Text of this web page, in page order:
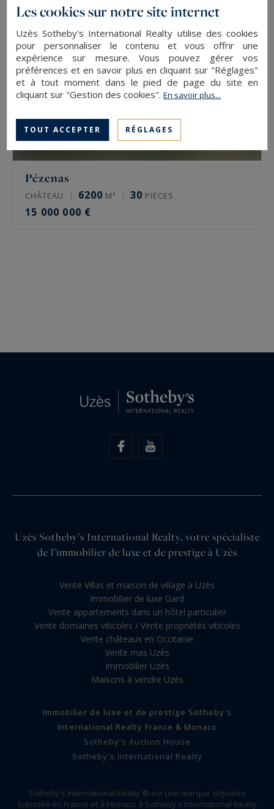
Pézenas
CHÂTEAU 6200 M² 30 PIÈCES
15 000 000 €
Uzès Sotheby’s International Realty, votre spécialiste
de l’immobilier de luxe et de prestige à Uzès
Vente Villas et maison de village à Uzès
Immobilier de luxe Gard
Vente appartements dans un hôtel particulier
Vente domaines viticoles / Vente propriétés viticoles
Vente châteaux en Occitanie
Vente mas Uzès
Immobilier Uzès
Maisons à vendre Uzès
Immobilier de luxe et de prestige Sotheby's
International Realty France & Monaco
Sotheby's Auction House
Sotheby's International Realty
Sotheby's International Realty ® est une marque déposée
licenciée en France et à Monaco à Sotheby's International Realty
Les cookies sur notre site internet
Uzès Sotheby's International Realty utilise des cookies
pour personnaliser le contenu et vous offrir une
expérience sur mesure. Vous pouvez gérer vos
préférences et en savoir plus en cliquant sur "Réglages"
et à tout moment dans le pied de page du site en
cliquant sur "Gestion des cookies".En savoir plus...
TOUT ACCEPTER RÉGLAGES